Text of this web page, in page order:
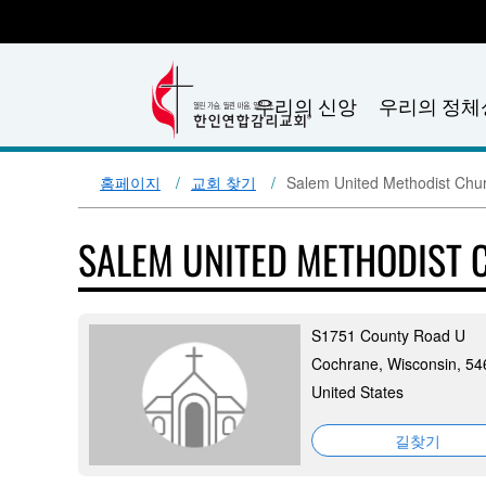
우리의 신앙 우리의 정체
홈페이지 교회 찾기 Salem United Methodist
SALEM UNITED METHODIST
S1751 County Road U
Cochrane, Wisconsin,
United States
길찾기